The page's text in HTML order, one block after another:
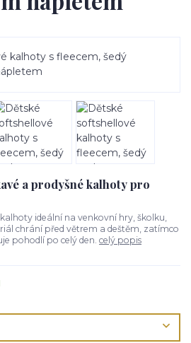
a prodyšné kalhoty pro
ideální na venkovní hry, školku,
chrání před větrem a deštěm, zatímco
pohodlí po celý den. celý popis